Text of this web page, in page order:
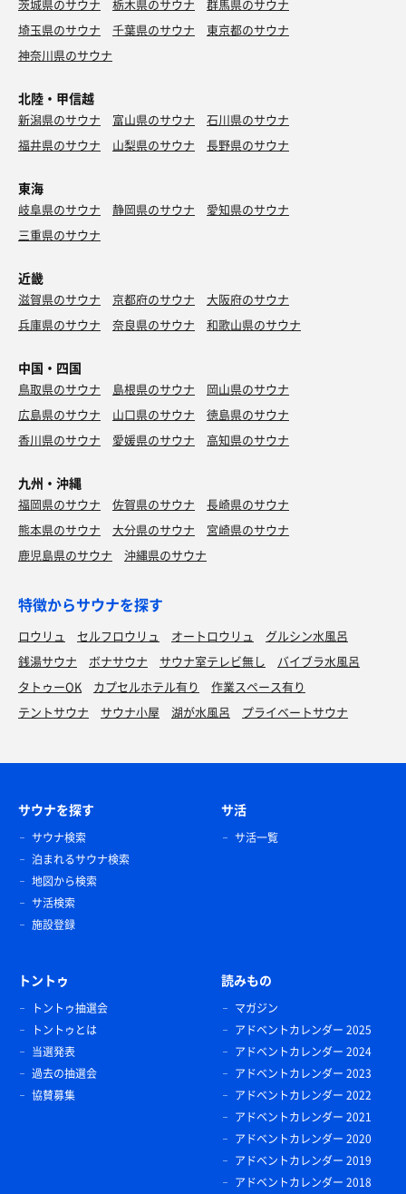
茨城県のサウナ 栃木県のサウナ
群馬県のサウナ
埼玉県のサウナ
千葉県のサウナ
東京都のサウナ
神奈川県のサウナ
北陸・甲信越
新潟県のサウナ 富山県のサウナ
石川県のサウナ
福井県のサウナ
山梨県のサウナ 長野県のサウナ
東海
岐阜県のサウナ 静岡県のサウナ
愛知県のサウナ
三重県のサウナ
近畿
滋賀県のサウナ 京都府のサウナ
大阪府のサウナ
兵庫県のサウナ
奈良県のサウナ 和歌山県のサウナ
中国・四国
鳥取県のサウナ 島根県のサウナ
岡山県のサウナ
広島県のサウナ
山口県のサウナ
徳島県のサウナ
香川県のサウナ
愛媛県のサウナ 高知県のサウナ
九州・沖縄
福岡県のサウナ 佐賀県のサウナ
長崎県のサウナ
熊本県のサウナ
大分県のサウナ
宮崎県のサウナ
鹿児島県のサウナ
沖縄県のサウナ
特徴からサウナを探す
ロウリュ セルフロウリュ オートロウリュ
グルシン水風呂
銭湯サウナ
ボナサウナ サウナ室テレビ無し
バイブラ水風呂
タトゥーOK
カプセルホテル有り
作業スペース有り
テントサウナ
サウナ小屋 湖が水風呂 プライベートサウナ
サウナを探す
サウナ検索
泊まれるサウナ検索
地図から検索
サ活検索
施設登録
サ活
サ活一覧
トントゥ
トントゥ抽選会
トントゥとは
当選発表
過去の抽選会
協賛募集
読みもの
マガジン
アドベントカレンダー 2025
アドベントカレンダー 2024
アドベントカレンダー 2023
アドベントカレンダー 2022
アドベントカレンダー 2021
アドベントカレンダー 2020
アドベントカレンダー 2019
アドベントカレンダー 2018